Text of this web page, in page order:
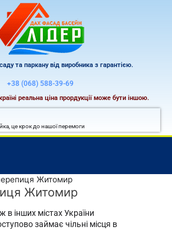
та паркану від виробника з гарантією.
+38 (068) 588-39-69
реальна ціна прордукції може бути іншою.
це крок до нашої перемоги
Житомир
Житомир
в інших містах України
займає чільні місця в